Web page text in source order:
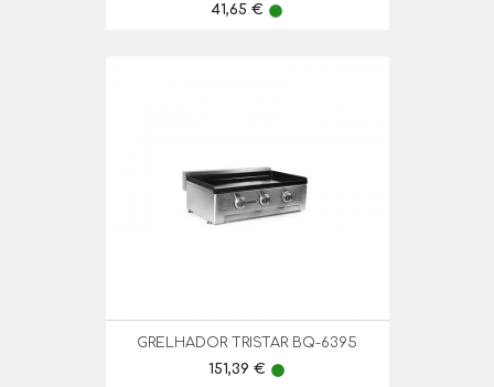
Preço
41,65 € lens
GRELHADOR TRISTAR BQ-6395
Preço
151,39 € lens